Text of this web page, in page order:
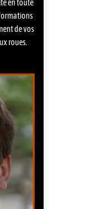
en toute
de vos
roues.